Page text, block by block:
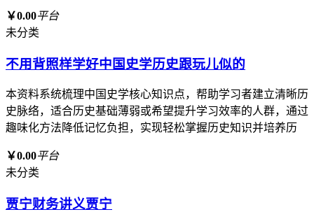
￥0.00平台
未分类
不用背照样学好中国史学历史跟玩儿似的
本资料系统梳理中国史学核心知识点，帮助学习者建立清晰历
史脉络，适合历史基础薄弱或希望提升学习效率的人群，通过
趣味化方法降低记忆负担，实现轻松掌握历史知识并培养历
￥0.00平台
未分类
贾宁财务讲义贾宁